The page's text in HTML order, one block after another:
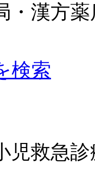
・漢方
検索
児救急